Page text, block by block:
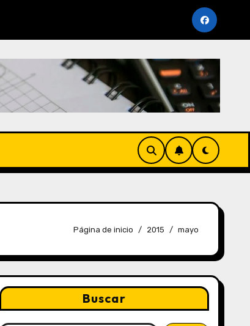
Periodo Noviembre 2025 (AFP y SUNAT)
Página de inicio 2015 mayo
Buscar